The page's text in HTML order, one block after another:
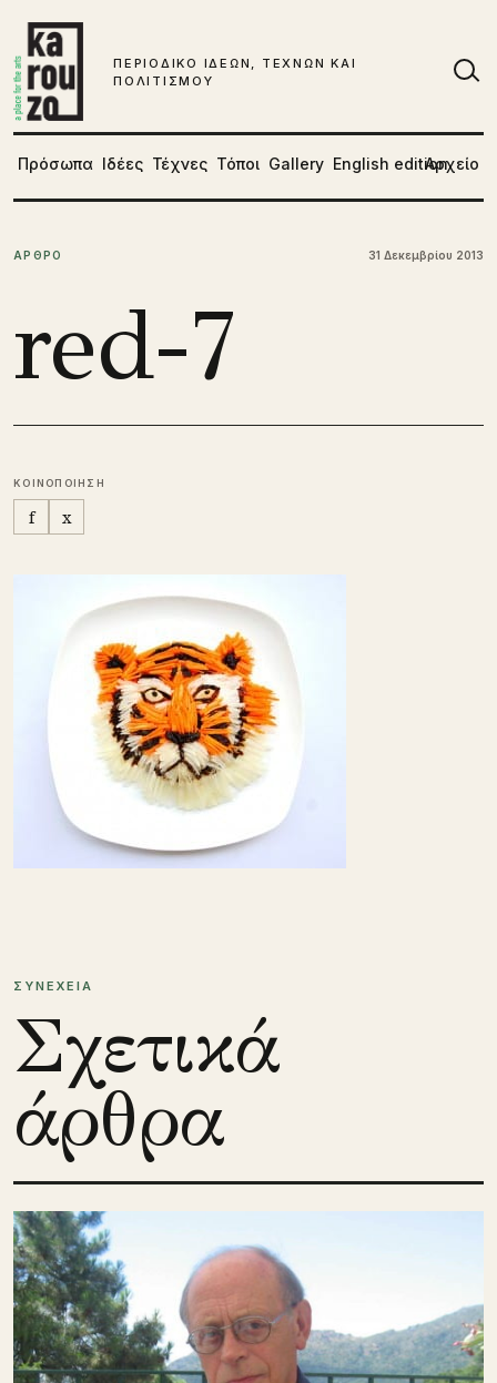
ΠΕΡΙΟΔΙΚΟ ΙΔΕΩΝ, ΤΕΧΝΩΝ ΚΑΙ
ΠΟΛΙΤΙΣΜΟΥ
Πρόσωπα Ιδέες Τέχνες Τόποι Gallery English editionΑρχείο
ΑΡΘΡΟ 31 Δεκεμβρίου 2013
red-7
ΚΟΙΝΟΠΟΙΗΣΗ
f x
ΣΥΝΕΧΕΙΑ
Σχετικά
άρθρα